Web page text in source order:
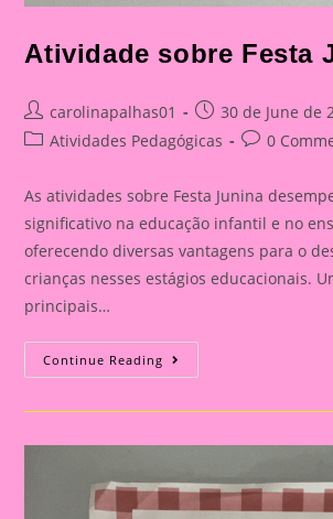
Atividade sobre Festa
Post
author:
carolinapalhas01
Post
published:
30 de June de
PostAtividades Pedagógicas
Post0
As atividades sobre Festa Junina
significativo na educação infantil e no
oferecendo diversas vantagens para o
crianças nesses estágios educacionais.
principais…
Continue Reading Atividade
Sobre